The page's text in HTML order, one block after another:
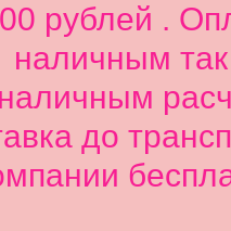
рублей .
наличным
до